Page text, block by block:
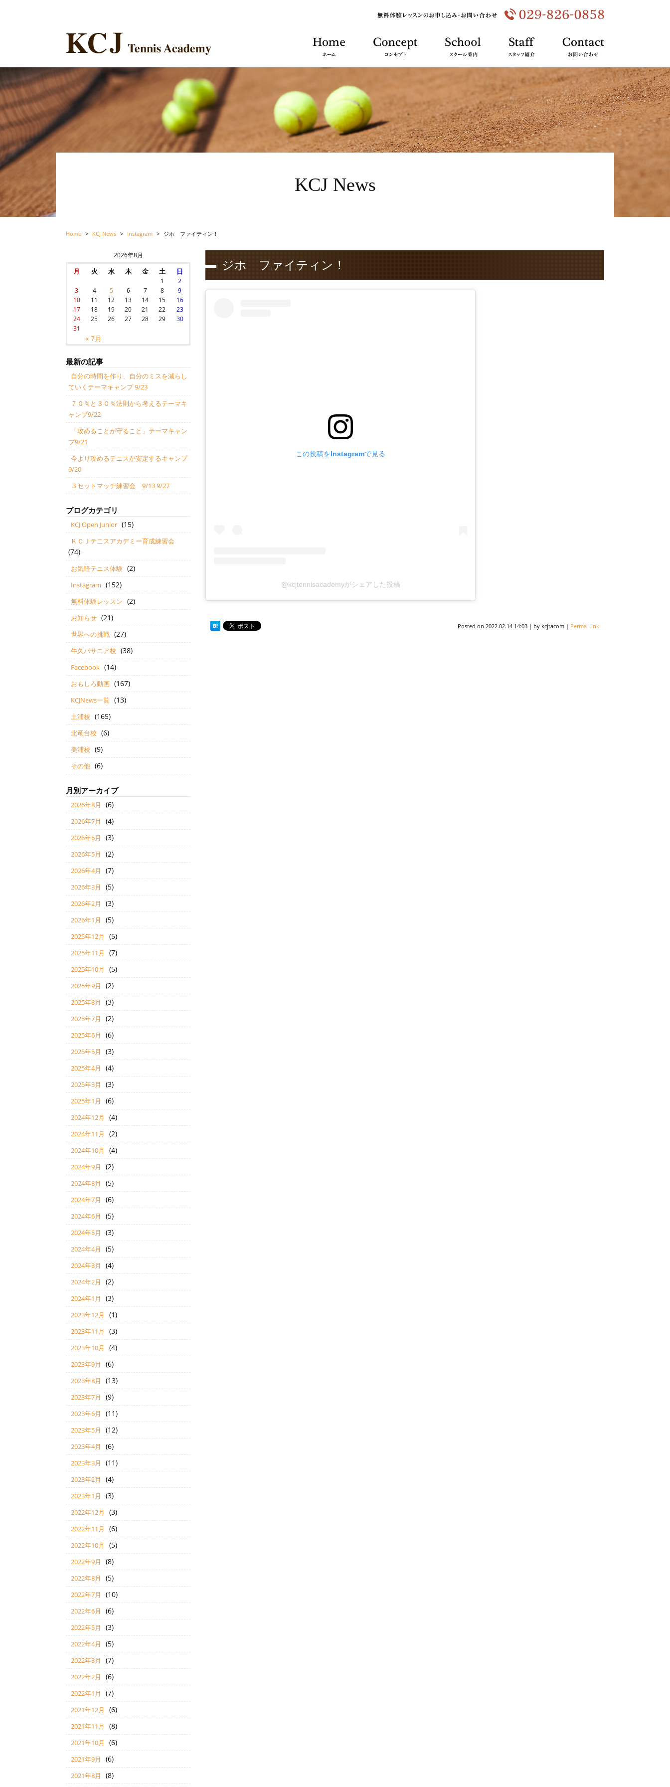
KCJ News
Home > KCJ News > Instagram > ジホ ファイティン！
ジホ ファイティン！
この投稿をInstagramで見る
@kcjtennisacademyがシェアした投稿
Posted on 2022.02.14 14:03 | by kcjtacom | Perma Link
2026年8月
月 火 水 木 金 土 日
« 7月
1
2
3
4 5 6 7 8
9
10
11 12 13 14 15
16
17
18 19 20 21 22
23
24
25 26 27 28 29
30
31
最新の記事
自分の時間を作り、自分のミスを減らし
ていくテーマキャンプ 9/23
７０％と３０％法則から考えるテーマキ
ャンプ9/22
「攻めることが守ること」テーマキャン
プ9/21
今より攻めるテニスが安定するキャンプ
9/20
３セットマッチ練習会 9/13 9/27
ブログカテゴリ
KCJ Open Junior (15)
ＫＣＪテニスアカデミー育成練習会
(74)
お気軽テニス体験 (2)
Instagram (152)
無料体験レッスン (2)
お知らせ (21)
世界への挑戦 (27)
牛久パサニア校 (38)
Facebook (14)
おもしろ動画 (167)
KCJNews一覧 (13)
土浦校 (165)
北竜台校 (6)
美浦校 (9)
その他 (6)
月別アーカイブ
2026年8月 (6)
2026年7月 (4)
2026年6月 (3)
2026年5月 (2)
2026年4月 (7)
2026年3月 (5)
2026年2月 (3)
2026年1月 (5)
2025年12月 (5)
2025年11月 (7)
2025年10月 (5)
2025年9月 (2)
2025年8月 (3)
2025年7月 (2)
2025年6月 (6)
2025年5月 (3)
2025年4月 (4)
2025年3月 (3)
2025年1月 (6)
2024年12月 (4)
2024年11月 (2)
2024年10月 (4)
2024年9月 (2)
2024年8月 (5)
2024年7月 (6)
2024年6月 (5)
2024年5月 (3)
2024年4月 (5)
2024年3月 (4)
2024年2月 (2)
2024年1月 (3)
2023年12月 (1)
2023年11月 (3)
2023年10月 (4)
2023年9月 (6)
2023年8月 (13)
2023年7月 (9)
2023年6月 (11)
2023年5月 (12)
2023年4月 (6)
2023年3月 (11)
2023年2月 (4)
2023年1月 (3)
2022年12月 (3)
2022年11月 (6)
2022年10月 (5)
2022年9月 (8)
2022年8月 (5)
2022年7月 (10)
2022年6月 (6)
2022年5月 (3)
2022年4月 (5)
2022年3月 (7)
2022年2月 (6)
2022年1月 (7)
2021年12月 (6)
2021年11月 (8)
2021年10月 (6)
2021年9月 (6)
2021年8月 (8)